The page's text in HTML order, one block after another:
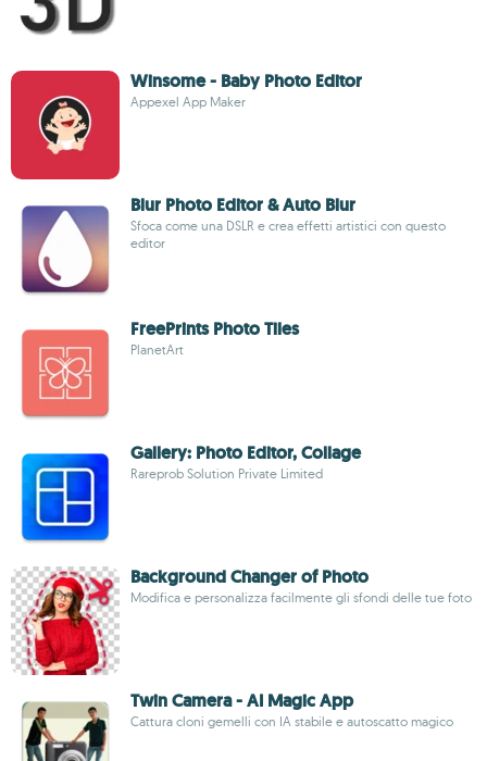
Winsome - Baby Photo Editor
Appexel App Maker
Blur Photo Editor & Auto Blur
Sfoca come una DSLR e crea effetti artistici con questo
editor
FreePrints Photo Tiles
PlanetArt
Gallery: Photo Editor, Collage
Rareprob Solution Private Limited
Background Changer of Photo
Modifica e personalizza facilmente gli sfondi delle tue foto
Twin Camera - AI Magic App
Cattura cloni gemelli con IA stabile e autoscatto magico